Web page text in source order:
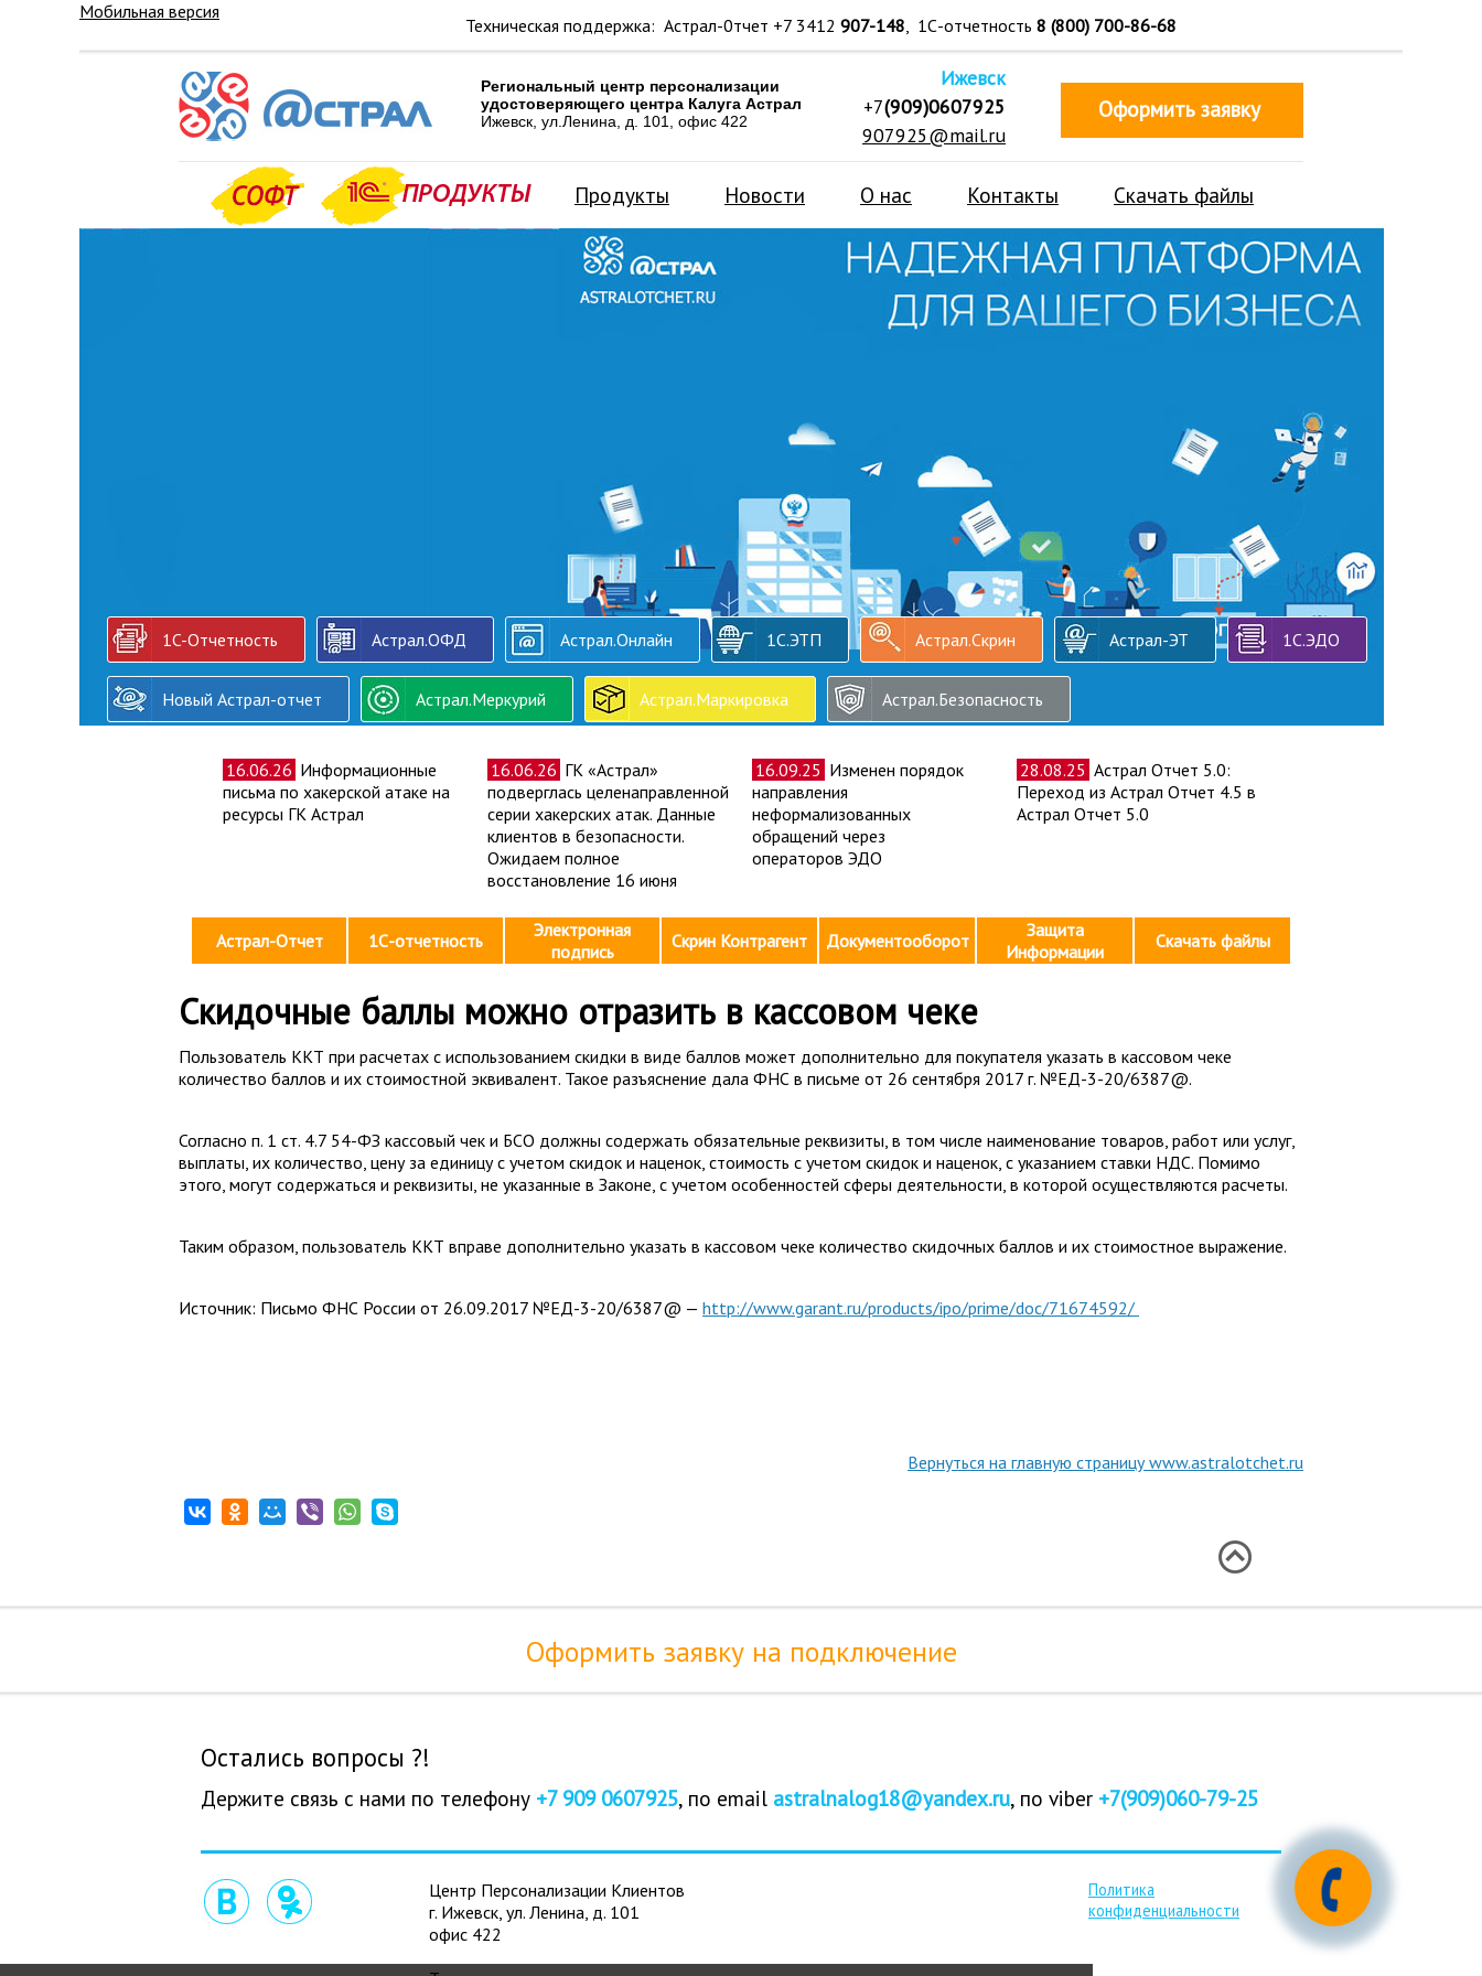
Мобильная версия
Техническая поддержка: Астрал-0тчет +7 3412 907-148, 1С-отчетность 8 (800) 700-86-68
Региональный центр персонализации
удостоверяющего центра Калуга Астрал
Ижевск, ул.Ленина, д. 101, офис 422
Ижевск
+7(909)0607925
907925@mail.ru
Оформить заявку
Новости О нас Контакты Скачать файлы
Продукты
1C-Отчетность Астрал.ОФД Астрал.Онлайн 1С.ЭТП Астрал.Скрин Астрал-ЭТ 1С.ЭДО
Новый Астрал-отчет Астрал.Меркурий Астрал.Маркировка Астрал.Безопасность
16.06.26 Информационные
письма по хакерской атаке на
ресурсы ГК Астрал
16.06.26 ГК «Астрал»
подверглась целенаправленной
серии хакерских атак. Данные
клиентов в безопасности.
Ожидаем полное
восстановление 16 июня
16.09.25 Изменен порядок
направления
неформализованных
обращений через
операторов ЭДО
28.08.25 Астрал Отчет 5.0:
Переход из Астрал Отчет 4.5 в
Астрал Отчет 5.0
Астрал-Отчет 1С-отчетность
Электронная
подпись
Скрин Контрагент Документооборот
Защита
Информации
Скачать файлы
Скидочные баллы можно отразить в кассовом чеке
Пользователь ККТ при расчетах с использованием скидки в виде баллов может дополнительно для покупателя указать в кассовом чеке
количество баллов и их стоимостной эквивалент. Такое разъяснение дала ФНС в письме от 26 сентября 2017 г. №ЕД-3-20/6387@.
Согласно п. 1 ст. 4.7 54-ФЗ кассовый чек и БСО должны содержать обязательные реквизиты, в том числе наименование товаров, работ или услуг,
выплаты, их количество, цену за единицу с учетом скидок и наценок, стоимость с учетом скидок и наценок, с указанием ставки НДС. Помимо
этого, могут содержаться и реквизиты, не указанные в Законе, с учетом особенностей сферы деятельности, в которой осуществляются расчеты.
Таким образом, пользователь ККТ вправе дополнительно указать в кассовом чеке количество скидочных баллов и их стоимостное выражение.
Источник: Письмо ФНС России от 26.09.2017 №ЕД-3-20/6387@ — http://www.garant.ru/products/ipo/prime/doc/71674592/
Вернуться на главную страницу www.astralotchet.ru
Оформить заявку на подключение
Остались вопросы ?!
Держите связь с нами по телефону +7 909 0607925, по email astralnalog18@yandex.ru, по viber +7(909)060-79-25
Центр Персонализации Клиентов
г. Ижевск, ул. Ленина, д. 101
офис 422
Политика
конфиденциальности